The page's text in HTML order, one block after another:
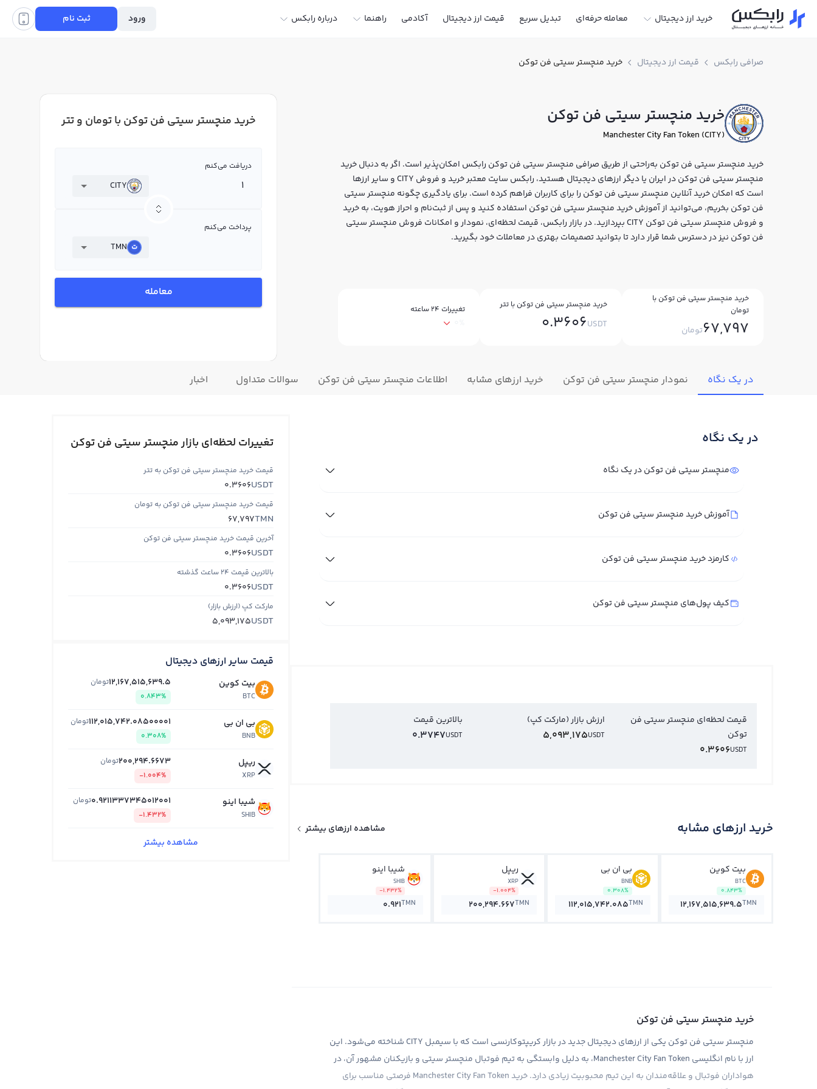
خرید ارز دیجیتال معامله حرفه‌ای تبدیل سریع قیمت ارز دیجیتال آکادمی راهنما درباره رابکس ورود ثبت نام
صرافی رابکس قیمت ارز دیجیتال خرید منچستر سیتی فن توکن
خرید منچستر سیتی فن توکن
Manchester City Fan Token (CITY)
خرید منچستر سیتی فن توکن به‌راحتی از طریق صرافی منچستر سیتی فن توکن رابکس امکان‌پذیر است. اگر به دنبال خرید
منچستر سیتی فن توکن در ایران یا دیگر ارزهای دیجیتال هستید، رابکس سایت معتبر خرید و فروش CITY و سایر ارزها
است که امکان خرید آنلاین منچستر سیتی فن توکن را برای کاربران فراهم کرده است. برای یادگیری چگونه منچستر سیتی
فن توکن بخریم، می‌توانید از آموزش خرید منچستر سیتی فن توکن استفاده کنید و پس از ثبت‌نام و احراز هویت، به خرید
و فروش منچستر سیتی فن توکن CITY بپردازید. در بازار رابکس، قیمت لحظه‌ای، نمودار و امکانات فروش منچستر سیتی
فن توکن نیز در دسترس شما قرار دارد تا بتوانید تصمیمات بهتری در معاملات خود بگیرید.
خرید منچستر سیتی فن توکن با
تومان
67,797تومان
خرید منچستر سیتی فن توکن با تتر
0.3606USDT
تغییرات ۲۴ ساعته
خرید منچستر سیتی فن توکن با تومان و تتر
دریافت می‌کنم
CITY
پرداخت می‌کنم
TMN
معامله
در یک نگاه نمودار منچستر سیتی فن توکن خرید ارزهای مشابه اطلاعات منچستر سیتی فن توکن سوالات متداول اخبار
در یک نگاه
منچستر سیتی فن توکن در یک نگاه
آموزش خرید منچستر سیتی فن توکن
کارمزد خرید منچستر سیتی فن توکن
کیف پول‌های منچستر سیتی فن توکن
قیمت لحظه‌ای منچستر سیتی فن
توکن
USDT
0.3606
ارزش بازار (مارکت کپ)
USDT
5,093,175
بالاترین قیمت
USDT
0.3747
خرید ارزهای مشابه مشاهده ارزهای بیشتر
بیت کوین
BTC
0.843%
12,167,515,639.5TMN
بی ان بی
BNB
0.308%
112,015,742.085TMN
ریپل
XRP
-1.004%
200,294.667TMN
شیبا اینو
SHIB
-1.432%
0.921TMN
خرید منچستر سیتی فن توکن
منچستر سیتی فن توکن یکی از ارزهای دیجیتال جدید در بازار کریپتوکارنسی است که با سیمبل CITY شناخته می‌شود. این
ارز با نام انگلیسی Manchester City Fan Token، به دلیل وابستگی به تیم فوتبال منچستر سیتی و بازیکنان مشهور آن، در
هواداران فوتبال و علاقه‌مندان به این تیم محبوبیت زیادی دارد. خرید Manchester City Fan Token فرصتی مناسب برای
تغییرات لحظه‌ای بازار منچستر سیتی فن توکن
قیمت خرید منچستر سیتی فن توکن به تتر
USDT
0.3606
قیمت خرید منچستر سیتی فن توکن به تومان
TMN
67,797
آخرین قیمت خرید منچستر سیتی فن توکن
USDT
0.3606
بالاترین قیمت ۲۴ ساعت گذشته
USDT
0.3606
مارکت کپ (ارزش بازار)
USDT
5,093,175
قیمت سایر ارزهای دیجیتال
بیت کوین
BTC
12,167,515,639.5تومان
0.843%
بی ان بی
BNB
112,015,742.08500001تومان
0.308%
ریپل
XRP
200,294.6673تومان
-1.004%
شیبا اینو
SHIB
0.9211337345012001تومان
-1.432%
مشاهده بیشتر